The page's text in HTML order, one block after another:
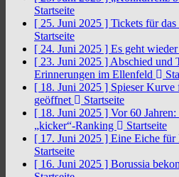
Startseite
[ 25. Juni 2025 ] Tickets für
Startseite
[ 24. Juni 2025 ] Es geht
[ 23. Juni 2025 ] Abschied und
Erinnerungen im Ellenfeld
[ 18. Juni 2025 ] Spieser Kurve
geöffnet
Startseite
[ 18. Juni 2025 ] Vor 60
„kicker“-Ranking
Startseite
[ 17. Juni 2025 ] Eine Eiche für
Startseite
[ 16. Juni 2025 ] Borussia